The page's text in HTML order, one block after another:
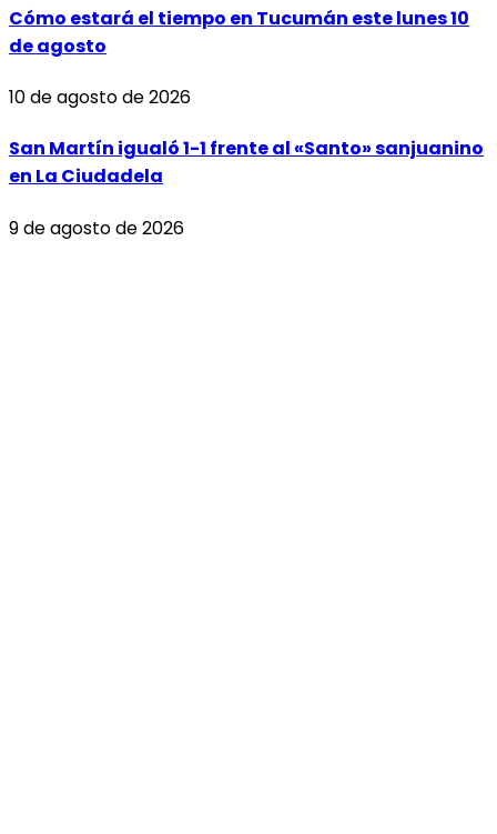
Cómo estará el tiempo en Tucumán este lunes 10
de agosto
10 de agosto de 2026
San Martín igualó 1-1 frente al «Santo» sanjuanino
en La Ciudadela
9 de agosto de 2026